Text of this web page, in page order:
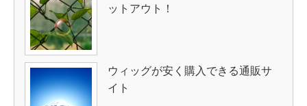
ットアウト！
ウィッグが安く購入できる通販サ
イト